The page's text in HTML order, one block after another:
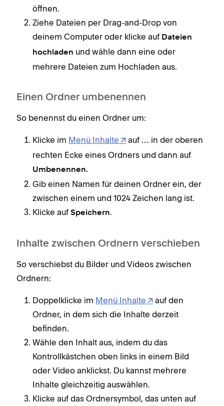
öffnen.
Ziehe Dateien per Drag-and-Drop von
deinem Computer oder klicke auf Dateien
hochladen und wähle dann eine oder
mehrere Dateien zum Hochladen aus.
Einen Ordner umbenennen
So benennst du einen Ordner um:
Klicke im Menü Inhalte auf … in der oberen
rechten Ecke eines Ordners und dann auf
Umbenennen.
Gib einen Namen für deinen Ordner ein, der
zwischen einem und 1024 Zeichen lang ist.
Klicke auf Speichern.
Inhalte zwischen Ordnern verschieben
So verschiebst du Bilder und Videos zwischen
Ordnern:
Doppelklicke im Menü Inhalte
auf den
Ordner, in dem sich die Inhalte derzeit
befinden.
Wähle den Inhalt aus, indem du das
Kontrollkästchen oben links in einem Bild
oder Video anklickst. Du kannst mehrere
Inhalte gleichzeitig auswählen.
Klicke auf das Ordnersymbol, das unten auf